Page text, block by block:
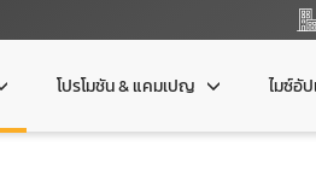
โปรโมชัน & แคมเปญ ไมซ์อั